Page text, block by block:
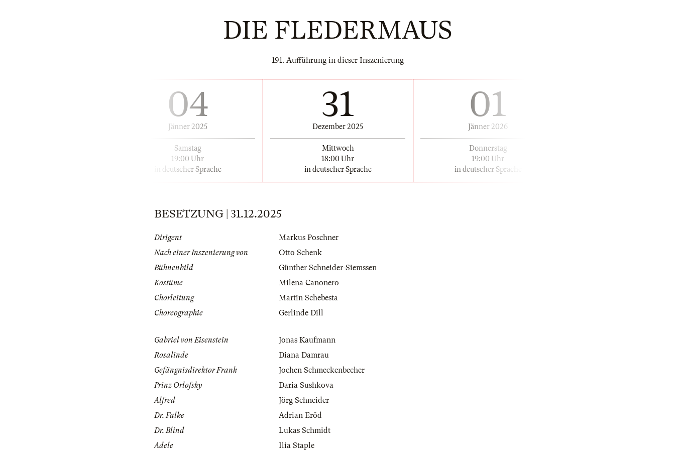
DIE FLEDERMAUS
191. Aufführung in dieser Inszenierung
04
Jänner 2025
Samstag
19:00 Uhr
in deutscher Sprache
31
Dezember 2025
Mittwoch
18:00 Uhr
in deutscher Sprache
01
Jänner 2026
Donnerstag
19:00 Uhr
in deutscher Sprache
BESETZUNG | 31.12.2025
Dirigent
Markus Poschner
Nach einer Inszenierung von
Otto Schenk
Bühnenbild
Günther Schneider-Siemssen
Kostüme
Milena Canonero
Chorleitung
Martin Schebesta
Choreographie
Gerlinde Dill
Gabriel von Eisenstein
Jonas Kaufmann
Rosalinde
Diana Damrau
Gefängnisdirektor Frank
Jochen Schmeckenbecher
Prinz Orlofsky
Daria Sushkova
Alfred
Jörg Schneider
Dr. Falke
Adrian Eröd
Dr. Blind
Lukas Schmidt
Adele
Ilia Staple